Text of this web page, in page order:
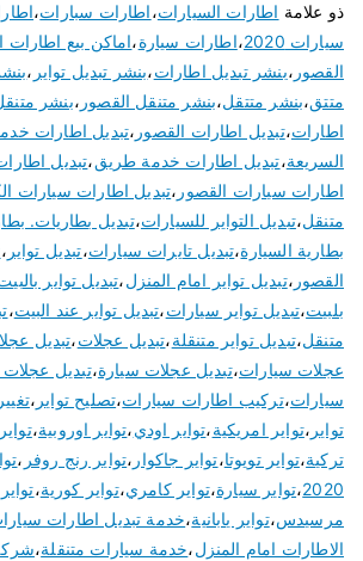
ذو علامة اطارات السيارات،اطارات سبارات،
سيارات 2020
،اطارات سيارة،اماكن بيع اطارات
القصور ،بنشر تبديل اطارات،بنشر تبديل تواير ،
متتق،بنشر متتقل،بنشر متنقل القصور ،بنشر
اطارات،تبديل اطارات القصور ،تبديل اطارات
السريعة،تبديل اطارات خدمة طريق،تبديل
اطارات سيارات القصور ،تبديل اطارات سيارات
متنقل،تبديل التواير للسيارات،تبديل بطاريات.
بطارية السيارة،تبديل تايرات سيارات،تبديل تواير ،
القصور ،تبديل تواير امام المنزل،تبديل تواير
بلبيت،تبديل تواير سيارات،تبديل تواير عند البيت،
متنقل،تبديل تواير متنقلة،تبديل عجلات،تبديل
عجلات سيارات،تبديل عجلات سيارة،تبديل عجلات
سيارات،تركيب اطارات سيارات،تصليح تواير ،
تواير ،تواير امريكية،تواير اودي،تواير اوروبية،
تركية،تواير تويوتا،تواير جاكوار ،تواير رنج روفر ،
2020،تواير سيارة،تواير كامري،تواير كورية،
مرسيدس،تواير يابانية،خدمة تبديل اطارات
الاطارات امام المنزل،خدمة سيارات متنقلة،